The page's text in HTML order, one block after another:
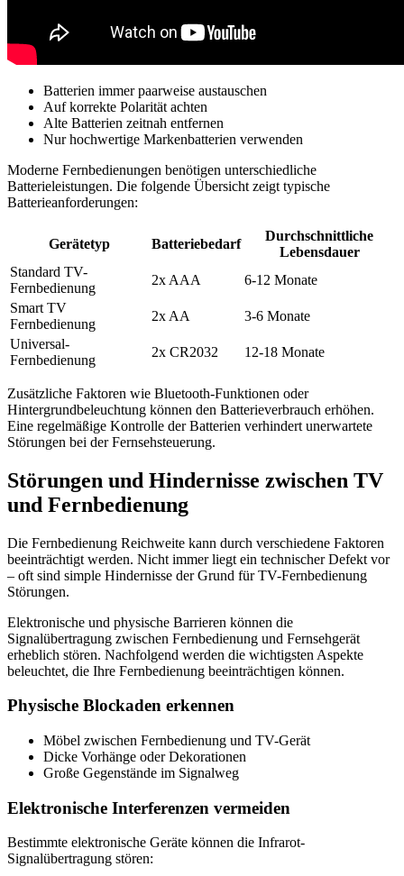
Batterien immer paarweise austauschen
Auf korrekte Polarität achten
Alte Batterien zeitnah entfernen
Nur hochwertige Markenbatterien verwenden
Moderne Fernbedienungen benötigen unterschiedliche
Batterieleistungen. Die folgende Übersicht zeigt typische
Batterieanforderungen:
Gerätetyp Batteriebedarf
Durchschnittliche
Lebensdauer
Standard TV-
Fernbedienung
2x AAA
6-12 Monate
Smart TV
Fernbedienung
2x AA
3-6 Monate
Universal-
Fernbedienung
2x CR2032 12-18 Monate
Zusätzliche Faktoren wie Bluetooth-Funktionen oder
Hintergrundbeleuchtung können den Batterieverbrauch erhöhen.
Eine regelmäßige Kontrolle der Batterien verhindert unerwartete
Störungen bei der Fernsehsteuerung.
Störungen und Hindernisse zwischen TV
und Fernbedienung
Die Fernbedienung Reichweite kann durch verschiedene Faktoren
beeinträchtigt werden. Nicht immer liegt ein technischer Defekt vor
– oft sind simple Hindernisse der Grund für TV-Fernbedienung
Störungen.
Elektronische und physische Barrieren können die
Signalübertragung zwischen Fernbedienung und Fernsehgerät
erheblich stören. Nachfolgend werden die wichtigsten Aspekte
beleuchtet, die Ihre Fernbedienung beeinträchtigen können.
Physische Blockaden erkennen
Möbel zwischen Fernbedienung und TV-Gerät
Dicke Vorhänge oder Dekorationen
Große Gegenstände im Signalweg
Elektronische Interferenzen vermeiden
Bestimmte elektronische Geräte können die Infrarot-
Signalübertragung stören: